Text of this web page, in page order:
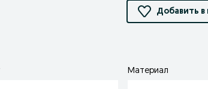
Добавить в
Материал